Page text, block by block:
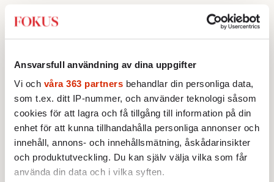
Ansvarsfull användning av dina uppgifter
Vi och våra 363 partners behandlar din personliga data,
som t.ex. ditt IP-nummer, och använder teknologi såsom
cookies för att lagra och få tillgång till information på din
enhet för att kunna tillhandahålla personliga annonser och
innehåll, annons- och innehållsmätning, åskådarinsikter
och produktutveckling. Du kan själv välja vilka som får
använda din data och i vilka syften.
I grund och botten handlar det då om det
Välviljans
offer(Timbro 2015). Välviljans rasism
kommer enligt Cwejman inte från något ont
uppsåt. Snarare är den resultatet av en genuin
ambition att bekämpa diskriminering och
förtryck. Men samtidigt leder
särbehandlingen av vissa människor, på
grund av deras härkomst, till en annan form